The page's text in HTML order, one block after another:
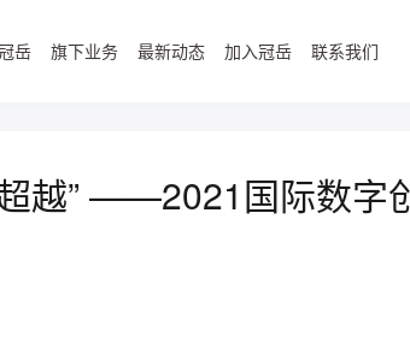
岳 旗下业务 最新动态 加入冠岳 联系我们
越” ——2021国际数字